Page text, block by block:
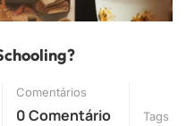
Comentários
0 Comentário Tags